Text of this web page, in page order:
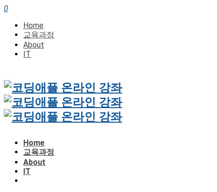
0
Home
교육과정
About
IT
Home
교육과정
About
IT